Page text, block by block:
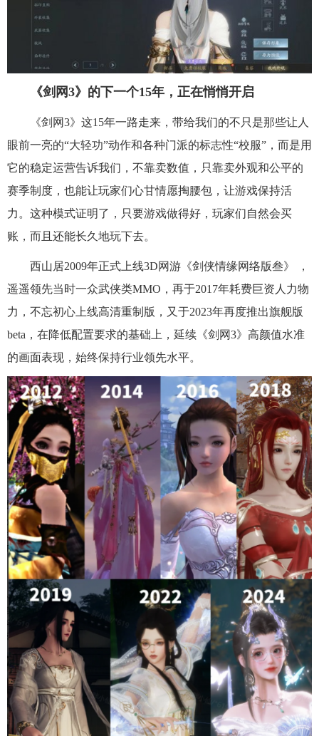
《剑网3》的下一个15年，正在悄悄开启
《剑网3》这15年一路走来，带给我们的不只是那些让人
眼前一亮的“大轻功”动作和各种门派的标志性“校服”，而是用
它的稳定运营告诉我们，不靠卖数值，只靠卖外观和公平的
赛季制度，也能让玩家们心甘情愿掏腰包，让游戏保持活
力。这种模式证明了，只要游戏做得好，玩家们自然会买
账，而且还能长久地玩下去。
西山居2009年正式上线3D网游《剑侠情缘网络版叁》 ，
遥遥领先当时一众武侠类MMO，再于2017年耗费巨资人力物
力，不忘初心上线高清重制版，又于2023年再度推出旗舰版
beta，在降低配置要求的基础上，延续《剑网3》高颜值水准
的画面表现，始终保持行业领先水平。